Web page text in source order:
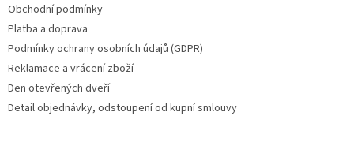
Obchodní podmínky
Platba a doprava
Podmínky ochrany osobních údajů (GDPR)
Reklamace a vrácení zboží
Den otevřených dveří
Detail objednávky, odstoupení od kupní smlouvy